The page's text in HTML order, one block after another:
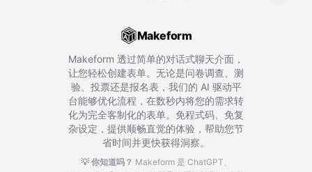
Makeform
Makeform 透过简单的对话式聊天介面，
让您轻松创建表单。无论是问卷调查、测
验、投票还是报名表，我们的 AI 驱动平
台能够优化流程，在数秒内将您的需求转
化为完全客制化的表单。免程式码、免复
杂设定，提供顺畅直觉的体验，帮助您节
省时间并更快获得洞察。
💡 你知道吗？ Makeform 是 ChatGPT、